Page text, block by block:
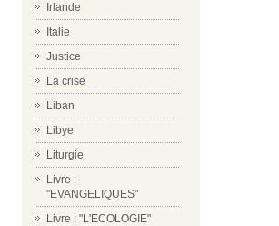
Irlande
Italie
Justice
La crise
Liban
Libye
Liturgie
Livre :
"EVANGELIQUES"
Livre : "L'ECOLOGIE"